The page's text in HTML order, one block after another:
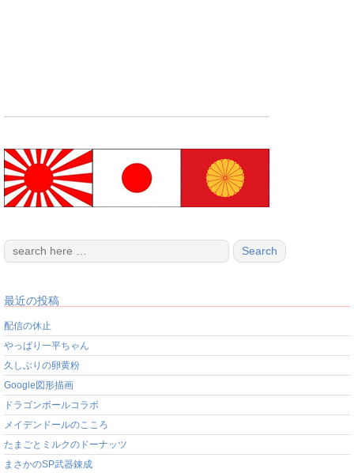
最近の投稿
配信の休止
やっぱり一平ちゃん
久しぶりの卵黄粉
Google図形描画
ドラゴンボールコラボ
メイデンドールのこころ
たまごとミルクのドーナッツ
まさかのSP武器錬成